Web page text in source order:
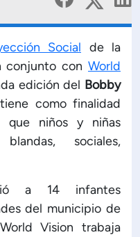
Social de la
conjunto con World
edición del Bobby
como finalidad
que niños y niñas
sociales,
a 14 infantes
del municipio de
Vision trabaja